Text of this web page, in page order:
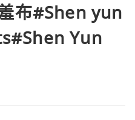
布#Shen yun
Yun